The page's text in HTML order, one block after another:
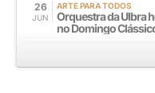
26
JUN
ARTE PARA TODOS
Orquestra da Ulbra
no Domingo